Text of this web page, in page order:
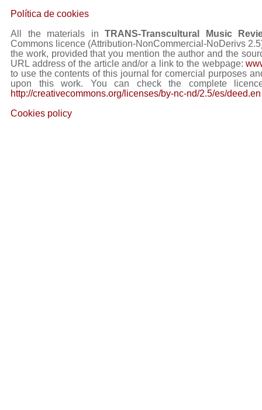
Política de cookies
All the materials inTRANS-Transcultural Music
Commons licence (Attribution-NonCommercial-NoDerivs
the work, provided that you mention the author and the
URL address of the article and/or a link to the webpage:
to use the contents of this journal for comercial purposes
upon this work. You can check the complete
http://creativecommons.org/licenses/by-nc-nd/2.5/es/deed.en
Cookies policy